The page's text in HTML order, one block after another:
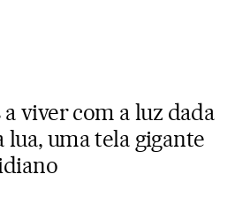
viver com a luz dada
lua, uma tela gigante